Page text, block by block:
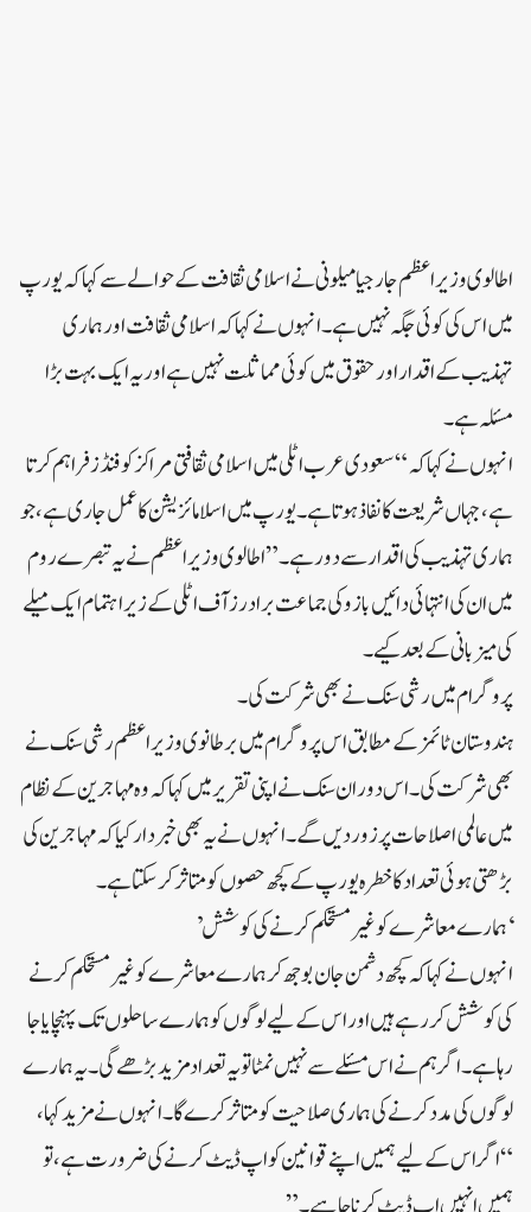
اطالوی وزیر اعظم جارجیا میلونی نے اسلامی ثقافت کے حوالے سے کہا کہ یورپ
میں اس کی کوئی جگہ نہیں ہے۔ انہوں نے کہا کہ اسلامی ثقافت اور ہماری
تہذیب کے اقدار اور حقوق میں کوئی مماثلت نہیں ہے اور یہ ایک بہت بڑا
مسئلہ ہے۔
انہوں نے کہا کہ “سعودی عرب اٹلی میں اسلامی ثقافتی مراکز کو فنڈز فراہم کرتا
ہے، جہاں شریعت کا نفاذ ہوتا ہے۔ یورپ میں اسلامائزیشن کا عمل جاری ہے، جو
ہماری تہذیب کی اقدار سے دور ہے۔” اطالوی وزیر اعظم نے یہ تبصرے روم
میں ان کی انتہائی دائیں بازو کی جماعت برادرز آف اٹلی کے زیر اہتمام ایک میلے
کی میزبانی کے بعد کیے۔
پروگرام میں رشی سنک نے بھی شرکت کی۔
ہندوستان ٹائمز کے مطابق اس پروگرام میں برطانوی وزیراعظم رشی سنک نے
بھی شرکت کی۔ اس دوران سنک نے اپنی تقریر میں کہا کہ وہ مہاجرین کے نظام
میں عالمی اصلاحات پر زور دیں گے۔ انہوں نے یہ بھی خبردار کیا کہ مہاجرین کی
بڑھتی ہوئی تعداد کا خطرہ یورپ کے کچھ حصوں کو متاثر کر سکتا ہے۔
‘ہمارے معاشرے کو غیر مستحکم کرنے کی کوشش’
انہوں نے کہا کہ کچھ دشمن جان بوجھ کر ہمارے معاشرے کو غیر مستحکم کرنے
کی کوشش کر رہے ہیں اور اس کے لیے لوگوں کو ہمارے ساحلوں تک پہنچایا جا
رہا ہے۔ اگر ہم نے اس مسئلے سے نہیں نمٹا تو یہ تعداد مزید بڑھے گی۔ یہ ہمارے
لوگوں کی مدد کرنے کی ہماری صلاحیت کو متاثر کرے گا۔ انہوں نے مزید کہا،
“اگر اس کے لیے ہمیں اپنے قوانین کو اپ ڈیٹ کرنے کی ضرورت ہے، تو